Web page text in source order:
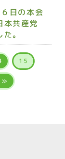
日の本会
本共産党
。
15
≫